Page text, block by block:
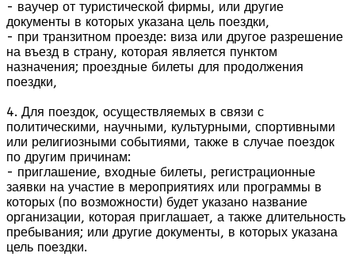
- ваучер от туристической фирмы, или другие
документы в которых указана цель поездки,
- при транзитном проезде: виза или другое разрешение
на въезд в страну, которая является пунктом
назначения; проездные билеты для продолжения
поездки,
4. Для поездок, осуществляемых в связи с
политическими, научными, культурными, спортивными
или религиозными событиями, также в случае поездок
по другим причинам:
- приглашение, входные билеты, регистрационные
заявки на участие в мероприятиях или программы в
которых (по возможности) будет указано название
организации, которая приглашает, а также длительность
пребывания; или другие документы, в которых указана
цель поездки.